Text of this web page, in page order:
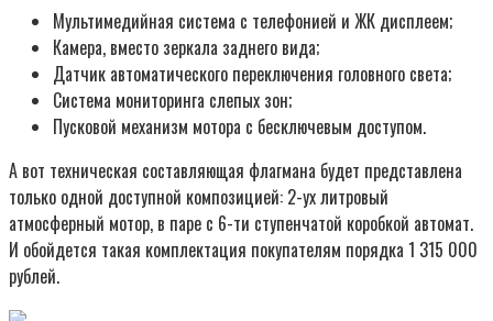
Мультимедийная система с телефонией и ЖК дисплеем;
Камера, вместо зеркала заднего вида;
Датчик автоматического переключения головного света;
Система мониторинга слепых зон;
Пусковой механизм мотора с бесключевым доступом.
А вот техническая составляющая флагмана будет представлена
только одной доступной композицией: 2-ух литровый
атмосферный мотор, в паре с 6-ти ступенчатой коробкой автомат.
И обойдется такая комплектация покупателям порядка 1 315 000
рублей.